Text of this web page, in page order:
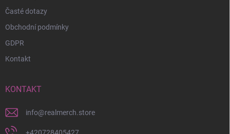
Časté dotazy
Obchodní podmínky
GDPR
Kontakt
KONTAKT
info@realmerch.store